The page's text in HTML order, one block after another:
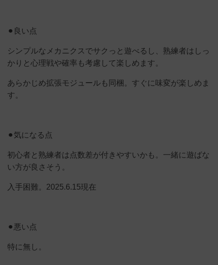
⚫︎良い点
シンプルなメカニクスでサクっと遊べるし、熟練者はしっ
かりと心理戦や確率も考慮して楽しめます。
あらかじめ拡張モジュールも同梱。すぐに味変が楽しめま
す。
⚫︎気になる点
初心者と熟練者は点数差が付きやすいかも。一緒に遊ばな
い方が良さそう。
入手困難。2025.6.15現在
⚫︎悪い点
特に無し。